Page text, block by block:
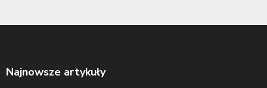
Najnowsze artykuły